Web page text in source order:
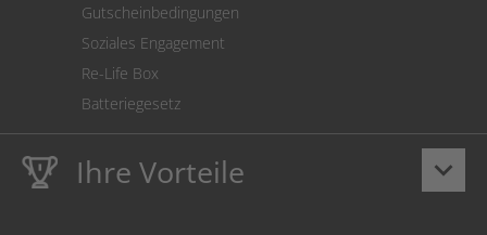
Gutscheinbedingungen
Soziales Engagement
Re-Life Box
Batteriegesetz
keyboard_arrow_down
Ihre Vorteile